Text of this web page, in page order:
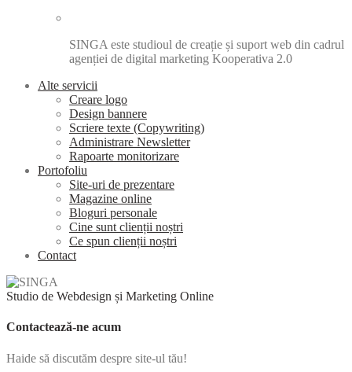
SINGA este studioul de creație și suport web din cadrul
agenției de digital marketing Kooperativa 2.0
Alte servicii
Creare logo
Design bannere
Scriere texte (Copywriting)
Administrare Newsletter
Rapoarte monitorizare
Portofoliu
Site-uri de prezentare
Magazine online
Bloguri personale
Cine sunt clienții noștri
Ce spun clienții noștri
Contact
Studio de Webdesign și Marketing Online
Contactează-ne acum
Haide să discutăm despre site-ul tău!